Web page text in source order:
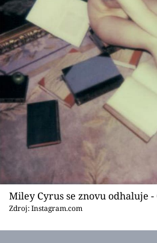
Miley Cyrus se znovu odhaluje -
Zdroj: Instagram.com